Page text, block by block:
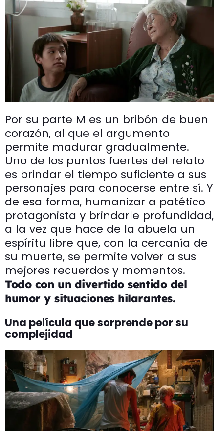
Por su parte M es un bribón de buen
corazón, al que el argumento
permite madurar gradualmente.
Uno de los puntos fuertes del relato
es brindar el tiempo suficiente a sus
personajes para conocerse entre sí. Y
de esa forma, humanizar a patético
protagonista y brindarle profundidad,
a la vez que hace de la abuela un
espíritu libre que, con la cercanía de
su muerte, se permite volver a sus
mejores recuerdos y momentos.
Todo con un divertido sentido del
humor y situaciones hilarantes.
Una película que sorprende por su
complejidad